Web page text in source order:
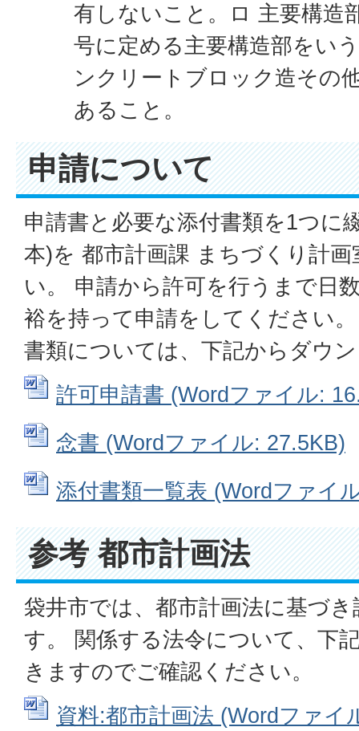
有しないこと。ロ 主要構造
号に定める主要構造部をい
ンクリートブロック造その
あること。
申請について
申請書と必要な添付書類を1つに
本)を 都市計画課 まちづくり計
い。 申請から許可を行うまで日
裕を持って申請をしてください
書類については、下記からダウ
許可申請書 (Wordファイル:
念書 (Wordファイル: 27.5KB)
添付書類一覧表 (Wordファイ
参考 都市計画法
袋井市では、都市計画法に基づ
す。 関係する法令について、下
きますのでご確認ください。
資料:都市計画法 (Wordファイ